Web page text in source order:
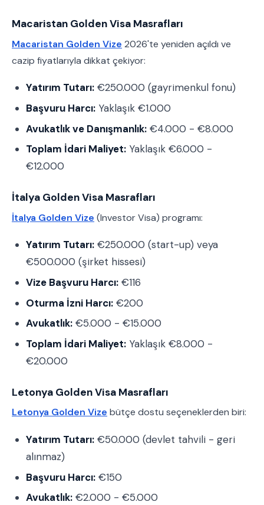
Macaristan Golden Visa Masrafları
Macaristan Golden Vize 2026'te yeniden açıldı ve
cazip fiyatlarıyla dikkat çekiyor:
Yatırım Tutarı: €250.000 (gayrimenkul fonu)
Başvuru Harcı: Yaklaşık €1.000
Avukatlık ve Danışmanlık: €4.000 - €8.000
Toplam İdari Maliyet: Yaklaşık €6.000 -
€12.000
İtalya Golden Visa Masrafları
İtalya Golden Vize (Investor Visa) programı:
Yatırım Tutarı: €250.000 (start-up) veya
€500.000 (şirket hissesi)
Vize Başvuru Harcı: €116
Oturma İzni Harcı: €200
Avukatlık: €5.000 - €15.000
Toplam İdari Maliyet: Yaklaşık €8.000 -
€20.000
Letonya Golden Visa Masrafları
Letonya Golden Vize bütçe dostu seçeneklerden biri:
Yatırım Tutarı: €50.000 (devlet tahvili - geri
alınmaz)
Başvuru Harcı: €150
Avukatlık: €2.000 - €5.000